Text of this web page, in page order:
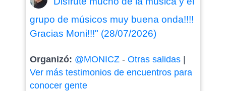
grupo de músicos muy buena onda!!!!
Gracias Moni!!!" (28/07/2026)
Organizó: @MONICZ- Otras salidas|
Ver más testimonios de encuentros para
conocer gente